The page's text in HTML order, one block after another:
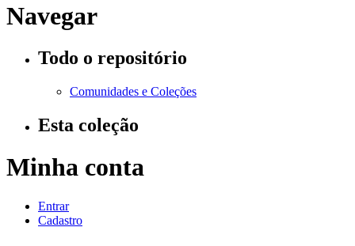
Navegar
Todo o repositório
Comunidades e Coleções
Esta coleção
Minha conta
Entrar
Cadastro